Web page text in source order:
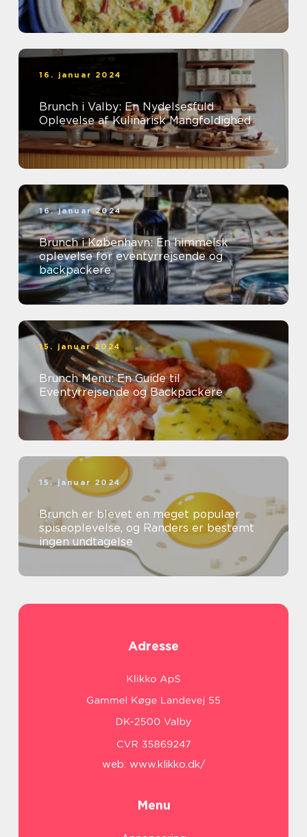
16. januar 2024
Brunch i Valby: En Nydelsesfuld
Oplevelse af Kulinarisk Mangfoldighed
16. januar 2024
Brunch i København: En himmelsk
oplevelse for eventyrrejsende og
backpackere
15. januar 2024
Brunch Menu: En Guide til
Eventyrrejsende og Backpackere
15. januar 2024
Brunch er blevet en meget populær
spiseoplevelse, og Randers er bestemt
ingen undtagelse
Adresse
web: www.klikko.dk/
Menu